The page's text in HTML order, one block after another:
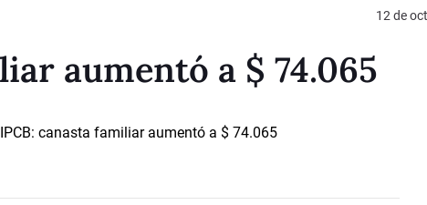
12 de
aumentó a $ 74.065